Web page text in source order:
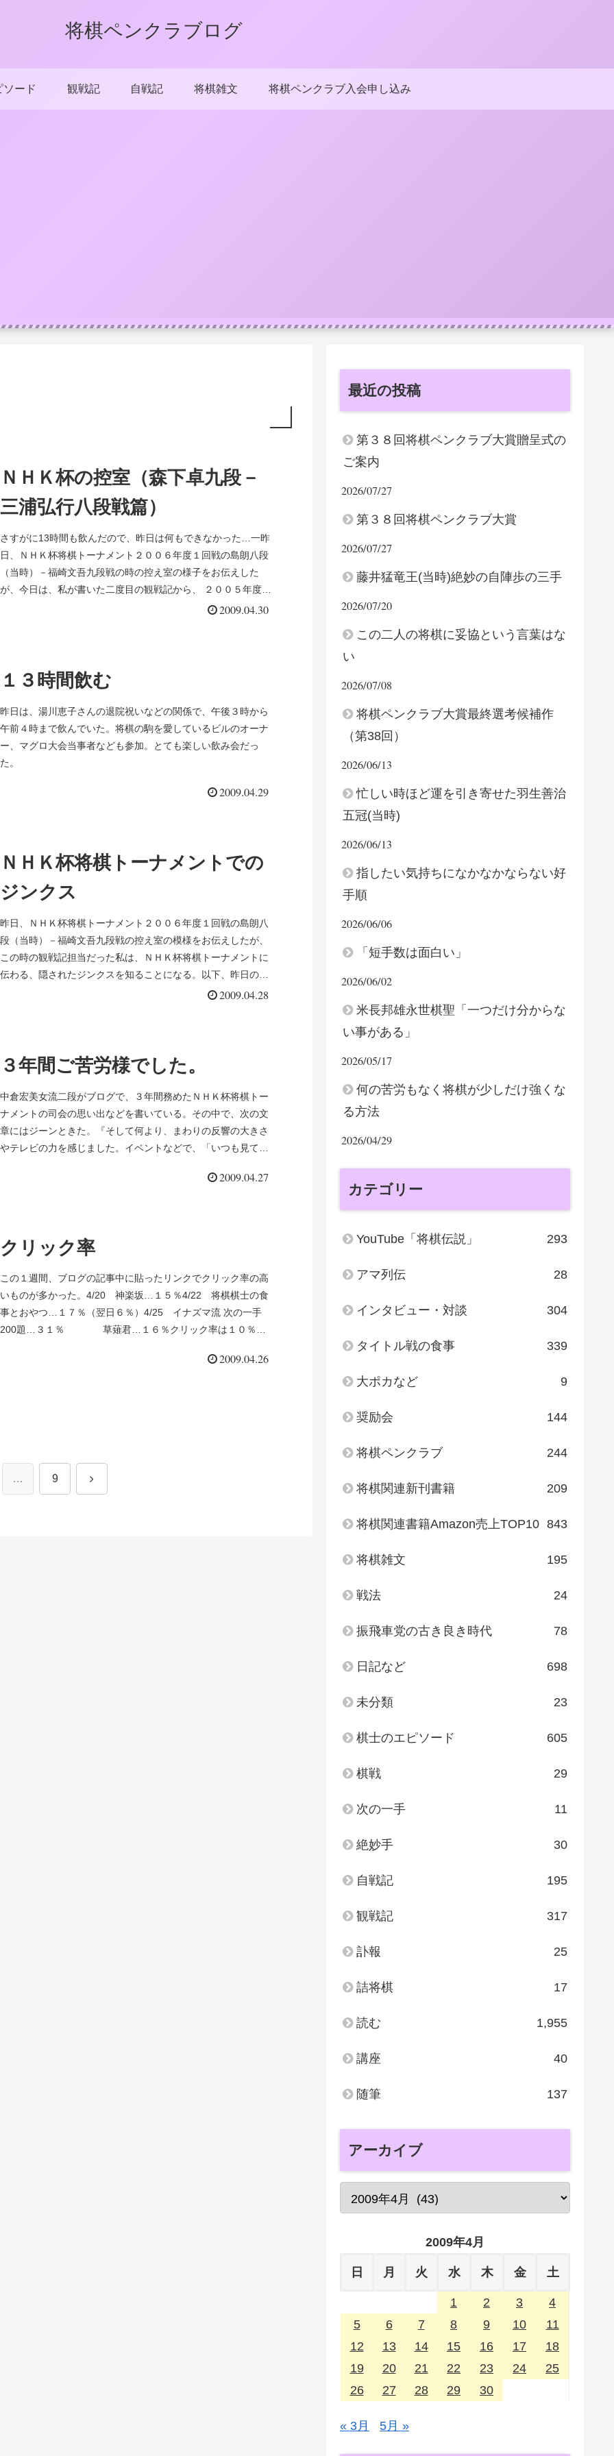
将棋ペンクラブログ
ソード 観戦記 自戦記 将棋雑文 将棋ペンクラブ入会申し込み
ＮＨＫ杯の控室（森下卓九段－
三浦弘行八段戦篇）
さすがに13時間も飲んだので、昨日は何もできなかった…一昨
日、ＮＨＫ杯将棋トーナメント２００６年度１回戦の島朗八段
（当時）－福崎文吾九段戦の時の控え室の様子をお伝えした
が、今日は、私が書いた二度目の観戦記から、 ２００５年度
2009.04.30
１３時間飲む
昨日は、湯川恵子さんの退院祝いなどの関係で、午後３時から
午前４時まで飲んでいた。将棋の駒を愛しているビルのオーナ
ー、マグロ大会当事者なども参加。とても楽しい飲み会だっ
た。
2009.04.29
ＮＨＫ杯将棋トーナメントでの
ジンクス
昨日、ＮＨＫ杯将棋トーナメント２００６年度１回戦の島朗八
段（当時）－福崎文吾九段戦の控え室の模様をお伝えしたが、
この時の観戦記担当だった私は、ＮＨＫ杯将棋トーナメントに
伝わる、隠されたジンクスを知ることになる。以下、昨日の観
2009.04.28
３年間ご苦労様でした。
中倉宏美女流二段がブログで、３年間務めたＮＨＫ杯将棋トー
ナメントの司会の思い出などを書いている。その中で、次の文
章にはジーンときた。『そして何より、まわりの反響の大きさ
やテレビの力を感じました。イベントなどで、「いつも見てま
2009.04.27
クリック率
この１週間、ブログの記事中に貼ったリンクでクリック率の高
いものが多かった。4/20 神楽坂…１５％4/22 将棋棋士の食
事とおやつ…１７％（翌日６％）4/25 イナズマ流 次の一手
200題…３１％ 草薙君…１６％クリック率は１０％を
2009.04.26
… 9 次
最近の投稿
第３８回将棋ペンクラブ大賞贈呈式の
ご案内
2026/07/27
第３８回将棋ペンクラブ大賞
2026/07/27
藤井猛竜王(当時)絶妙の自陣歩の三手
2026/07/20
この二人の将棋に妥協という言葉はな
い
2026/07/08
将棋ペンクラブ大賞最終選考候補作
（第38回）
2026/06/13
忙しい時ほど運を引き寄せた羽生善治
五冠(当時)
2026/06/13
指したい気持ちになかなかならない好
手順
2026/06/06
「短手数は面白い」
2026/06/02
米長邦雄永世棋聖「一つだけ分からな
い事がある」
2026/05/17
何の苦労もなく将棋が少しだけ強くな
る方法
2026/04/29
カテゴリー
YouTube「将棋伝説」 293
アマ列伝 28
インタビュー・対談 304
タイトル戦の食事 339
大ポカなど 9
奨励会 144
将棋ペンクラブ 244
将棋関連新刊書籍 209
将棋関連書籍Amazon売上TOP10 843
将棋雑文 195
戦法 24
振飛車党の古き良き時代 78
日記など 698
未分類 23
棋士のエピソード 605
棋戦 29
次の一手 11
絶妙手 30
自戦記 195
観戦記 317
訃報 25
詰将棋 17
読む 1,955
講座 40
随筆 137
アーカイブ
2009年4月
日 月 火 水 木 金 土
1 2 3
4
5
6 7 8 9 10
11
12
13 14 15 16 17
18
19
20 21 22 23 24
25
26
27 28 29 30
« 3月 5月 »